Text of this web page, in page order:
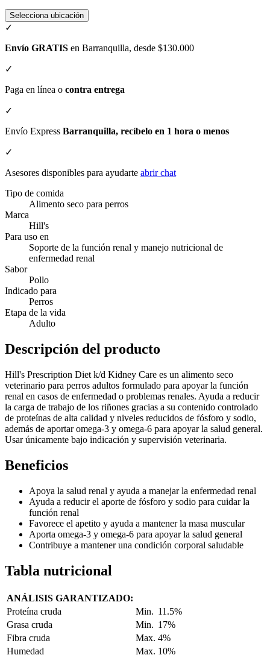
Selecciona ubicación
✓
Envío GRATIS en Barranquilla, desde $130.000
✓
Paga en línea o contra entrega
✓
Envío Express Barranquilla, recíbelo en 1 hora o menos
✓
Asesores disponibles para ayudarte abrir chat
Tipo de comida
Alimento seco para perros
Marca
Hill's
Para uso en
Soporte de la función renal y manejo nutricional de
enfermedad renal
Sabor
Pollo
Indicado para
Perros
Etapa de la vida
Adulto
Descripción del producto
Hill's Prescription Diet k/d Kidney Care es un alimento seco
veterinario para perros adultos formulado para apoyar la función
renal en casos de enfermedad o problemas renales. Ayuda a reducir
la carga de trabajo de los riñones gracias a su contenido controlado
de proteínas de alta calidad y niveles reducidos de fósforo y sodio,
además de aportar omega-3 y omega-6 para apoyar la salud general.
Usar únicamente bajo indicación y supervisión veterinaria.
Beneficios
Apoya la salud renal y ayuda a manejar la enfermedad renal
Ayuda a reducir el aporte de fósforo y sodio para cuidar la
función renal
Favorece el apetito y ayuda a mantener la masa muscular
Aporta omega-3 y omega-6 para apoyar la salud general
Contribuye a mantener una condición corporal saludable
Tabla nutricional
ANÁLISIS GARANTIZADO:
Proteína cruda
Min. 11.5%
Grasa cruda
Min. 17%
Fibra cruda
Max. 4%
Humedad
Max. 10%